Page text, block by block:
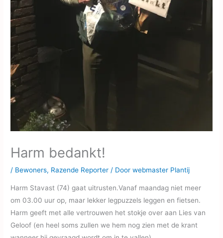
Harm bedankt!
/ Bewoners, Razende Reporter / Doorwebmaster Plantij
Harm Stavast (74) gaat uitrusten.Vanaf maandag niet meer
om 03.00 uur op, maar lekker legpuzzels leggen en fietsen.
Harm geeft met alle vertrouwen het stokje over aan Lies van
Geloof (en heel soms zullen we hem nog zien met de krant